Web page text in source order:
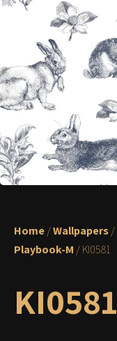
Home/Wallpapers/
Playbook-M / KI0581
KI0581